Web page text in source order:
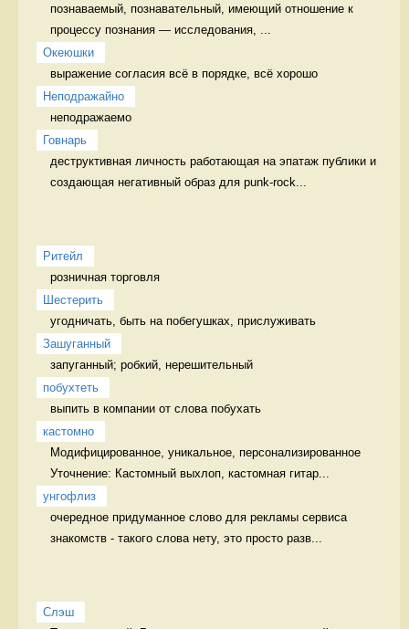
познаваемый, познавательный, имеющий отношение к
процессу познания — исследования, ...
Океюшки
выражение согласия всё в порядке, всё хорошо
Неподражайно
неподражаемо
Говнарь
деструктивная личность работающая на эпатаж публики и
создающая негативный образ для punk-rock...
Ритейл
розничная торговля
Шестерить
угодничать, быть на побегушках, прислуживать
Зашуганный
запуганный; робкий, нерешительный
побухтеть
выпить в компании от слова побухать
кастомно
Модифицированное, уникальное, персонализированное
Уточнение: Кастомный выхлоп, кастомная гитар...
унгофлиз
очередное придуманное слово для рекламы сервиса
знакомств - такого слова нету, это просто разв...
Слэш